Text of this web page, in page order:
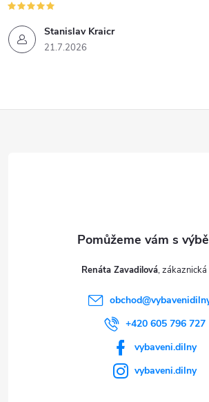
Stanislav Kraicr
21.7.2026
Renáta Zavadilová
obchod@
+420 605 796 727
vybaveni.dilny
vybaveni.dilny